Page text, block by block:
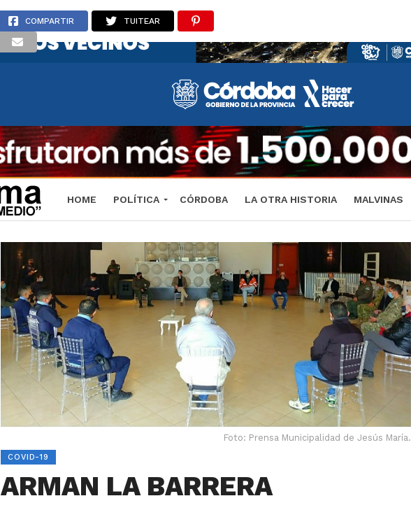
HOME POLÍTICA CÓRDOBA LA OTRA HISTORIA MALVINAS
COMPARTIR TUITEAR
Foto: Prensa Municipalidad de Jesús María.
COVID-19
ARMAN LA BARRERA